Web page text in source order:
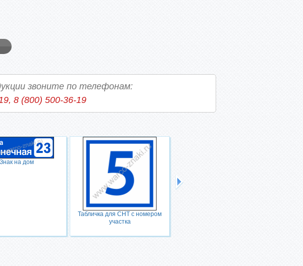
звоните по телефонам:
8 (800) 500-36-19
Знак на дом
Табличка для СНТ с номером
участка